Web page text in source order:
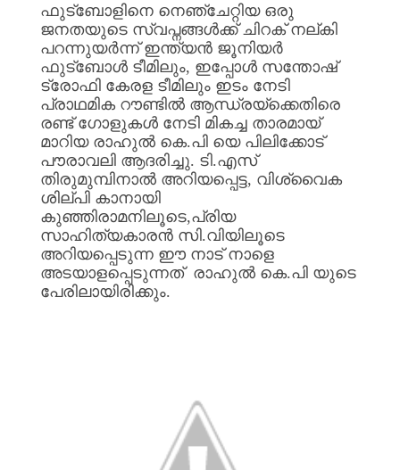
ഫുട്ബോളിനെ നെഞ്ചേറ്റിയ ഒരു
ജനതയുടെ സ്വപ്നങ്ങൾക്ക് ചിറക് നല്കി
പറന്നുയർന്ന് ഇന്ത്യൻ ജൂനിയർ
ഫുട്ബോൾ ടീമിലും, ഇപ്പോൾ സന്തോഷ്
ട്രോഫി കേരള ടീമിലും ഇടം നേടി
പ്രാഥമിക റൗണ്ടിൽ ആന്ധ്രയ്ക്കെതിരെ
രണ്ട് ഗോളുകൾ നേടി മികച്ച താരമായ്
മാറിയ രാഹുൽ കെ.പി യെ പിലിക്കോട്
പൗരാവലി ആദരിച്ചു. ടി.എസ്
തിരുമുമ്പിനാൽ അറിയപ്പെട്ട, വിശ്വൈക
ശില്പി കാനായി
കുഞ്ഞിരാമനിലൂടെ,പ്രിയ
സാഹിത്യകാരൻ സി.വിയിലൂടെ
അറിയപ്പെടുന്ന ഈ നാട് നാളെ
അടയാളപ്പെടുന്നത് രാഹുൽ കെ.പി യുടെ
പേരിലായിരിക്കും.